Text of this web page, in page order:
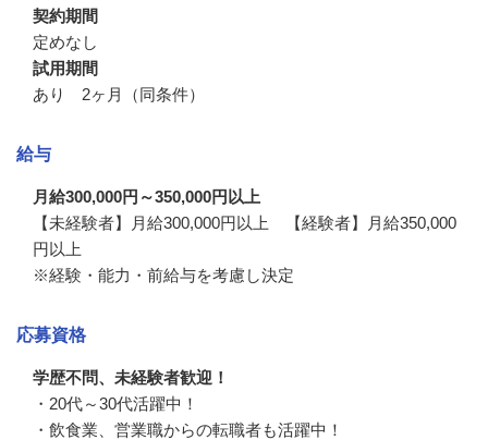
契約期間
定めなし
試用期間
あり 2ヶ月（同条件）
給与
月給300,000円～350,000円以上
【未経験者】月給300,000円以上　【経験者】月給350,000
円以上
※経験・能力・前給与を考慮し決定
応募資格
学歴不問、未経験者歓迎！
・20代～30代活躍中！
・飲食業、営業職からの転職者も活躍中！